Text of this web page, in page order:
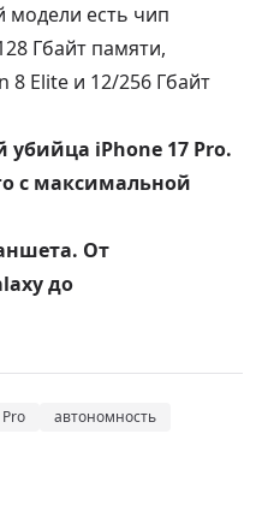
модели есть чип
Гбайт памяти,
Elite и 12/256 Гбайт
iPhone 17 Pro.
с максимальной
От
до
автономность